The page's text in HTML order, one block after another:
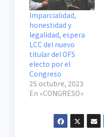
Imparcialidad,
honestidad y
legalidad, espera
LCC del nuevo
titular del OFS
electo por el
Congreso
25 octubre, 2023
En «CONGRESO»